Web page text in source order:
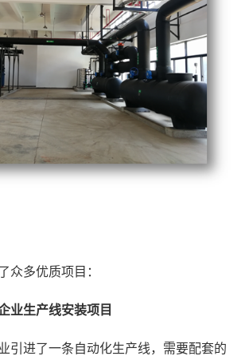
众多优质项目：
业生产线安装项目
引进了一条自动化生产线，需要配套的